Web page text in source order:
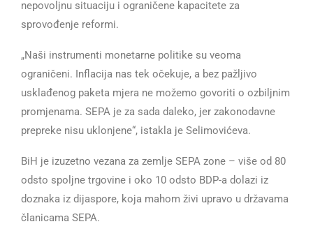
nepovoljnu situaciju i ograničene kapacitete za
sprovođenje reformi.
„Naši instrumenti monetarne politike su veoma
ograničeni. Inflacija nas tek očekuje, a bez pažljivo
usklađenog paketa mjera ne možemo govoriti o ozbiljnim
promjenama. SEPA je za sada daleko, jer zakonodavne
prepreke nisu uklonjene“, istakla je Selimovićeva.
BiH je izuzetno vezana za zemlje SEPA zone – više od 80
odsto spoljne trgovine i oko 10 odsto BDP-a dolazi iz
doznaka iz dijaspore, koja mahom živi upravo u državama
članicama SEPA.